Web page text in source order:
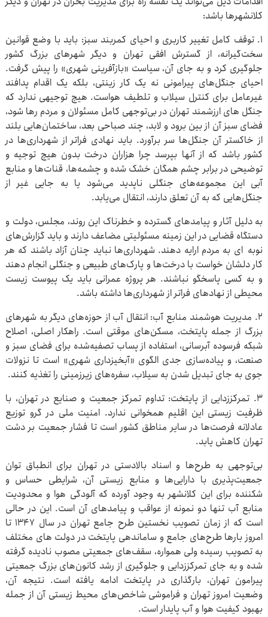
کلانشهرها باشد:
۱. توقف کامل تغییر کاربری و احیای کمربند سبز: باید با وضع قوانین
سخت‌گیرانه، از گسترش افقی تهران و دیگر شهرهای بزرگ کشور
جلوگیری کرد و به جای آن، سیاست «بازآفرینی شهری» را پیش گرفت.
احیای جنگل‌های پیرامونی نه یک کار زینتی، بلکه یک اقدام پدافند
غیرعامل برای کنترل سیلاب و تلطیف هواست. هیچ توجیهی ندارد که
جنگل های ارزشمند تهران در بی‌توجهی کامل مسئولان و مردم رها شود،
فضای سبز آن از بین برود و لابد، چند صباحی بعد، ساختمان‌هایی بلند
از خاکستر آن جنگل‌ها سر برآورد. باید نهادی فراتر از شهرداری‌ها در
کشور باشد که از آنها بپرسد چرا هزاران درخت بدون هیچ توجیه و
توضیحی در برابر چشم همگان خشک شده و چشمه‌ها، قنات‌ها و منابع
آبی این مجموعه‌های جنگلی ناپدید می‌شود یا به جایی غیر از
جنگل‌هایی که به آن تعلق دارند، انتقال می‌یابد.
به دلیل آثار و پیامدهای گسترده و خطرناک این روند، مجلس، دولت و
دستگاه قضایی در این زمینه مسئولیتی مضاعف دارند و باید گزارش‌های
نوبه ای به مردم ارایه دهند. شهرداری‌ها نباید چنان آزاد باشند که هر
کار دلشان خواست با درخت‌ها و پارک‌های طبیعی و جنگلی انجام دهند
و به کسی پاسخگو نباشند. هر پروژه عمرانی باید یک پیوست زیست
محیطی از نهادهای فراتر از شهرداری‌ها داشته باشد.
۲. مدیریت هوشمند منابع آب: انتقال آب از حوزه‌های دیگر به شهرهای
بزرگ از جمله پایتخت، مسکن‌های موقتی است. راهکار اصلی، اصلاح
شبکه فرسوده آبرسانی، استفاده از پساب تصفیه‌شده برای فضای سبز و
صنعت، و پیاده‌سازی جدی الگوی «آبخیزداری شهری» است تا نزولات
جوی به جای تبدیل شدن به سیلاب، سفره‌های زیرزمینی را تغذیه کنند.
۳. تمرکززدایی از پایتخت: تداوم تمرکز جمعیت و صنایع در تهران، با
ظرفیت زیستی این اقلیم همخوانی ندارد. امنیت ملی در گرو توزیع
عادلانه فرصت‌ها در سایر مناطق کشور است تا فشار جمعیت بر دشت
تهران کاهش یابد.
بی‌توجهی به طرح‌ها و اسناد بالادستی در تهران برای انطباق توان
جمعیت‌پذیری با دارایی‌ها و منابع زیستی آن، شرایطی حساس و
شکننده برای این کلانشهر به وجود آورده که آلودگی هوا و محدودیت
منابع آب تنها دو نمونه از عواقب و پیامدهای آن است. این در حالی
است که از زمان تصویب نخستین طرح جامع تهران در سال ۱۳۴۷ تا
امروز بارها طرح‌های جامع و ساماندهی پایتخت در دولت های مختلف
به تصویب رسیده ولی همواره، سقف‌های جمعیتی مصوب نادیده گرفته
شده و به جای تمرکززدایی و جلوگیری از رشد کانون‌های بزرگ جمعیتی
پیرامون تهران، بارگذاری در پایتخت ادامه یافته است. نتیجه آن،
وضعیت امروز تهران و فراموشی شاخص‌های محیط زیستی آن از جمله
بهبود کیفیت هوا و آب پایدار است.